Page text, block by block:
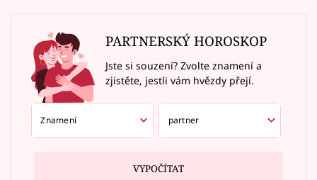
PARTNERSKÝ HOROSKOP
Jste si souzení? Zvolte znamení a
zjistěte, jestli vám hvězdy přejí.
VYPOČÍTAT